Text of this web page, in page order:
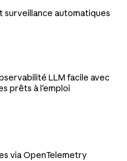
surveillance automatiques
LLM facile avec
prêts à l'emploi
via OpenTelemetry